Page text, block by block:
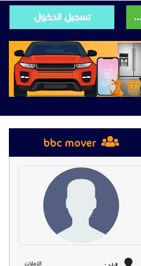
تسجيل الدخول
bbc mover
الإمارات